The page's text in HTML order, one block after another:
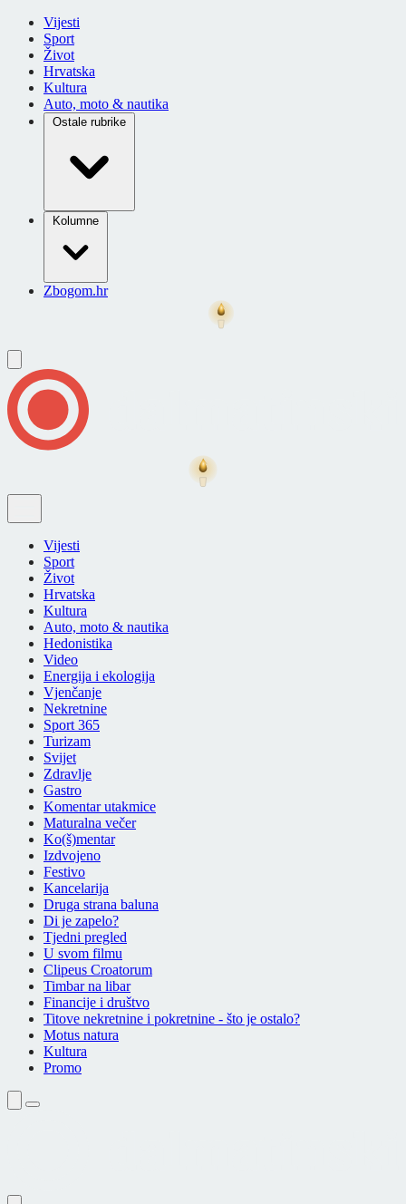
Vijesti
Sport
Život
Hrvatska
Kultura
Auto, moto & nautika
Ostale rubrike
Kolumne
Zbogom.hr
Vijesti
Sport
Život
Hrvatska
Kultura
Auto, moto & nautika
Hedonistika
Video
Energija i ekologija
Vjenčanje
Nekretnine
Sport 365
Turizam
Svijet
Zdravlje
Gastro
Komentar utakmice
Maturalna večer
Ko(š)mentar
Izdvojeno
Festivo
Kancelarija
Druga strana baluna
Di je zapelo?
Tjedni pregled
U svom filmu
Clipeus Croatorum
Timbar na libar
Financije i društvo
Titove nekretnine i pokretnine - što je ostalo?
Motus natura
Kultura
Promo